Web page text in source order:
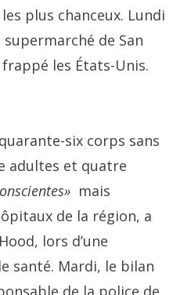
plus chanceux. Lundi
de San
les États-Unis.
six corps sans
adultes et quatre
mais
de la région, a
lors d’une
santé. Mardi, le bilan
de la police de